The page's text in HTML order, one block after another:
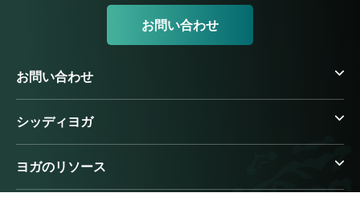
お問い合わせ
お問い合わせ
シッディヨガ
ヨガのリソース